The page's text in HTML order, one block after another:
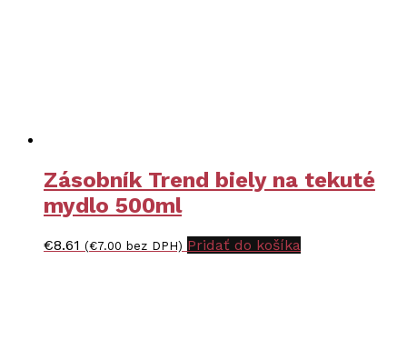
Zásobník Trend biely na tekuté
mydlo 500ml
€8.61 (€7.00 bez DPH) Pridať do košíka